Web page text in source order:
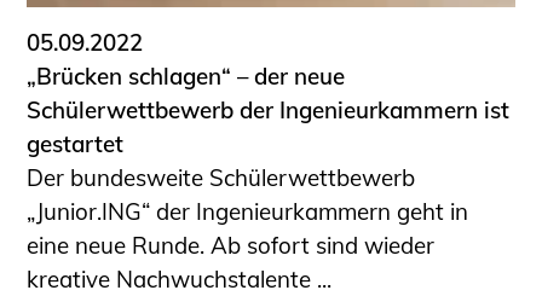
05.09.2022
„Brücken schlagen“ – der neue
Schülerwettbewerb der Ingenieurkammern ist
gestartet
Der bundesweite Schülerwettbewerb
„Junior.ING“ der Ingenieurkammern geht in
eine neue Runde. Ab sofort sind wieder
kreative Nachwuchstalente ...